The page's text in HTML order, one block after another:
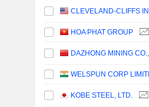
CLEVELAND-CLIFFS
HOA PHAT GROUP
DAZHONG MINING
WELSPUN CORP
KOBE STEEL, LTD.